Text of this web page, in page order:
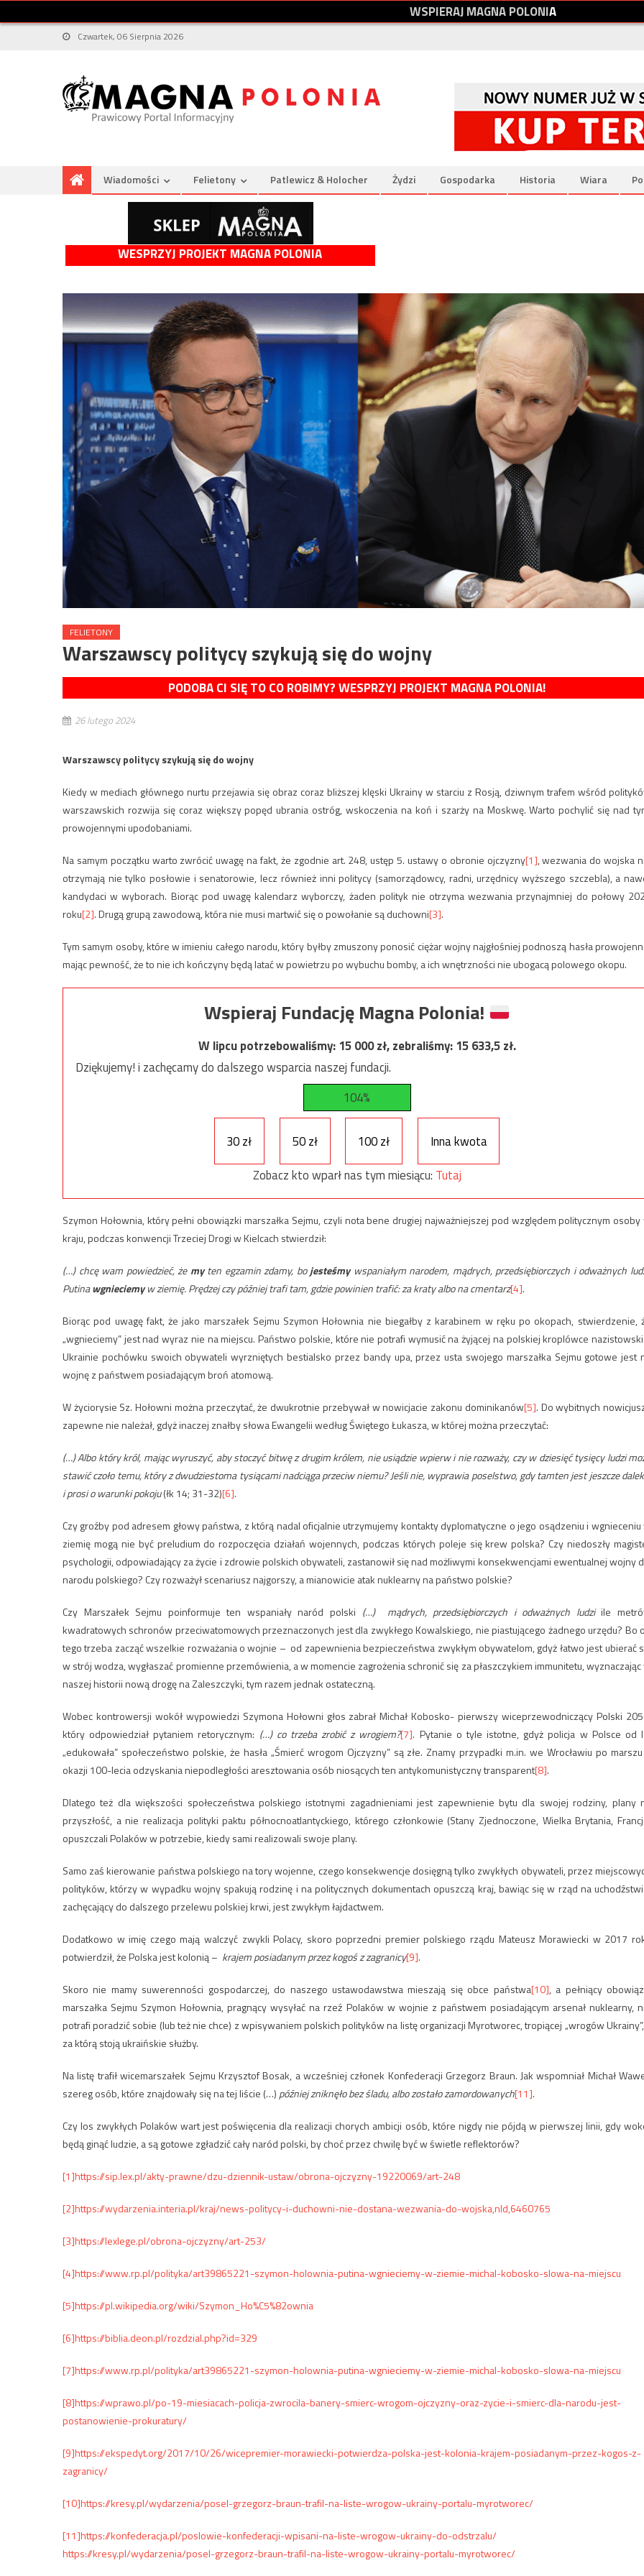
WSPIERAJMAGNAPOLONIA
Czwartek, 06 Sierpnia 2026
Wiadomości Felietony Patlewicz & Holocher Żydzi Gospodarka Historia Wiara
WESPRZYJ PROJEKT MAGNA POLONIA
FELIETONY
Warszawscy politycy szykują się do wojny
PODOBA CI SIĘ TO CO ROBIMY? WESPRZYJ PROJEKT MAGNA POLONIA!
26 lutego 2024
Warszawscy politycy szykują się do wojny
Kiedy w mediach głównego nurtu przejawia się obraz coraz bliższej klęski Ukrainy w starciu z Rosją, dziwnym trafem wśród
warszawskich rozwija się coraz większy popęd ubrania ostróg, wskoczenia na koń i szarży na Moskwę. Warto pochylić się nad
prowojennymi upodobaniami.
Na samym początku warto zwrócić uwagę na fakt, że zgodnie art. 248, ustęp 5. ustawy o obronie ojczyzny[1], wezwania do wojska
otrzymają nie tylko posłowie i senatorowie, lecz również inni politycy (samorządowcy, radni, urzędnicy wyższego szczebla), a
kandydaci w wyborach. Biorąc pod uwagę kalendarz wyborczy, żaden polityk nie otrzyma wezwania przynajmniej do połowy
roku[2]. Drugą grupą zawodową, która nie musi martwić się o powołanie są duchowni[3].
Tym samym osoby, które w imieniu całego narodu, który byłby zmuszony ponosić ciężar wojny najgłośniej podnoszą hasła
mając pewność, że to nie ich kończyny będą latać w powietrzu po wybuchu bomby, a ich wnętrzności nie ubogacą polowego okopu.
Wspieraj Fundację Magna Polonia!
W lipcu potrzebowaliśmy:15 000zł, zebraliśmy:15 633,5zł.
Dziękujemy! i zachęcamy do dalszego wsparcia naszej fundacji.
104%
30 zł 50 zł 100 zł
Inna kwota
Zobacz kto wparł nas tym miesiącu: Tutaj
Szymon Hołownia, który pełni obowiązki marszałka Sejmu, czyli nota bene drugiej najważniejszej pod względem politycznym osoby
kraju, podczas konwencji Trzeciej Drogi w Kielcach stwierdził:
(…) chcę wam powiedzieć, że myten egzamin zdamy, bojesteśmywspaniałym narodem, mądrych, przedsiębiorczych i odważnych
Putinawgnieciemyw ziemię. Prędzej czy później trafi tam, gdzie powinien trafić: za kraty albo na cmentarz[4].
Biorąc pod uwagę fakt, że jako marszałek Sejmu Szymon Hołownia nie biegałby z karabinem w ręku po okopach, stwierdzenie,
„wgnieciemy” jest nad wyraz nie na miejscu. Państwo polskie, które nie potrafi wymusić na żyjącej na polskiej kroplówce
Ukrainie pochówku swoich obywateli wyrzniętych bestialsko przez bandy upa, przez usta swojego marszałka Sejmu gotowe jest
wojnę z państwem posiadającym broń atomową.
W życiorysie Sz. Hołowni można przeczytać, że dwukrotnie przebywał w nowicjacie zakonu dominikanów[5]. Do wybitnych
zapewne nie należał, gdyż inaczej znałby słowa Ewangelii według Świętego Łukasza, w której można przeczytać:
(…) Albo który król, mając wyruszyć, aby stoczyć bitwę z drugim królem, nie usiądzie wpierw i nie rozważy, czy w dziesięć tysięcy ludzi
stawić czoło temu, który z dwudziestoma tysiącami nadciąga przeciw niemu? Jeśli nie, wyprawia poselstwo, gdy tamten jest jeszcze
i prosi o warunki pokoju(łk 14; 31-32)[6].
Czy groźby pod adresem głowy państwa, z którą nadal oficjalnie utrzymujemy kontakty dyplomatyczne o jego osądzeniu i wgnieceniu
ziemię mogą nie być preludium do rozpoczęcia działań wojennych, podczas których poleje się krew polska? Czy niedoszły
psychologii, odpowiadający za życie i zdrowie polskich obywateli, zastanowił się nad możliwymi konsekwencjami ewentualnej wojny
narodu polskiego? Czy rozważył scenariusz najgorszy, a mianowicie atak nuklearny na państwo polskie?
Czy Marszałek Sejmu poinformuje ten wspaniały naród polski (…) mądrych, przedsiębiorczych i odważnych ludziile
kwadratowych schronów przeciwatomowych przeznaczonych jest dla zwykłego Kowalskiego, nie piastującego żadnego urzędu? Bo
tego trzeba zacząć wszelkie rozważania o wojnie – od zapewnienia bezpieczeństwa zwykłym obywatelom, gdyż łatwo jest ubierać
w strój wodza, wygłaszać promienne przemówienia, a w momencie zagrożenia schronić się za płaszczykiem immunitetu,
naszej historii nową drogę na Zaleszczyki, tym razem jednak ostateczną.
Wobec kontrowersji wokół wypowiedzi Szymona Hołowni głos zabrał Michał Kobosko- pierwszy wiceprzewodniczący Polski
który odpowiedział pytaniem retorycznym: (…) co trzeba zrobić z wrogiem?[7]. Pytanie o tyle istotne, gdyż policja w Polsce od
„edukowała” społeczeństwo polskie, że hasła „Śmierć wrogom Ojczyzny” są złe. Znamy przypadki m.in. we Wrocławiu po
okazji 100-lecia odzyskania niepodległości aresztowania osób niosących ten antykomunistyczny transparent[8].
Dlatego też dla większości społeczeństwa polskiego istotnymi zagadnieniami jest zapewnienie bytu dla swojej rodziny, plany
przyszłość, a nie realizacja polityki paktu północnoatlantyckiego, którego członkowie (Stany Zjednoczone, Wielka Brytania,
opuszczali Polaków w potrzebie, kiedy sami realizowali swoje plany.
Samo zaś kierowanie państwa polskiego na tory wojenne, czego konsekwencje dosięgną tylko zwykłych obywateli, przez
polityków, którzy w wypadku wojny spakują rodzinę i na politycznych dokumentach opuszczą kraj, bawiąc się w rząd na
zachęcający do dalszego przelewu polskiej krwi, jest zwykłym łajdactwem.
Dodatkowo w imię czego mają walczyć zwykli Polacy, skoro poprzedni premier polskiego rządu Mateusz Morawiecki w 2017
potwierdził, że Polska jest kolonią – krajem posiadanym przez kogoś z zagranicy[9].
Skoro nie mamy suwerenności gospodarczej, do naszego ustawodawstwa mieszają się obce państwa[10], a pełniący
marszałka Sejmu Szymon Hołownia, pragnący wysyłać na rzeź Polaków w wojnie z państwem posiadającym arsenał nuklearny,
potrafi poradzić sobie (lub też nie chce) z wpisywaniem polskich polityków na listę organizacji Myrotworec, tropiącej „wrogów
za którą stoją ukraińskie służby.
Na listę trafił wicemarszałek Sejmu Krzysztof Bosak, a wcześniej członek Konfederacji Grzegorz Braun. Jak wspomniał Michał
szereg osób, które znajdowały się na tej liście (…) później zniknęło bez śladu, albo zostało zamordowanych[11].
Czy los zwykłych Polaków wart jest poświęcenia dla realizacji chorych ambicji osób, które nigdy nie pójdą w pierwszej linii, gdy
będą ginąć ludzie, a są gotowe zgładzić cały naród polski, by choć przez chwilę być w świetle reflektorów?
[1]https://sip.lex.pl/akty-prawne/dzu-dziennik-ustaw/obrona-ojczyzny-19220069/art-248
[2]https://wydarzenia.interia.pl/kraj/news-politycy-i-duchowni-nie-dostana-wezwania-do-wojska,nId,6460765
[3]https://lexlege.pl/obrona-ojczyzny/art-253/
[4]https://www.rp.pl/polityka/art39865221-szymon-holownia-putina-wgnieciemy-w-ziemie-michal-kobosko-slowa-na-miejscu
[5]https://pl.wikipedia.org/wiki/Szymon_Ho%C5%82ownia
[6]https://biblia.deon.pl/rozdzial.php?id=329
[7]https://www.rp.pl/polityka/art39865221-szymon-holownia-putina-wgnieciemy-w-ziemie-michal-kobosko-slowa-na-miejscu
[8]https://wprawo.pl/po-19-miesiacach-policja-zwrocila-banery-smierc-wrogom-ojczyzny-oraz-zycie-i-smierc-dla-narodu-jest-
postanowienie-prokuratury/
[9]https://ekspedyt.org/2017/10/26/wicepremier-morawiecki-potwierdza-polska-jest-kolonia-krajem-posiadanym-przez-kogos-z-
zagranicy/
[10]https://kresy.pl/wydarzenia/posel-grzegorz-braun-trafil-na-liste-wrogow-ukrainy-portalu-myrotworec/
[11]https://konfederacja.pl/poslowie-konfederacji-wpisani-na-liste-wrogow-ukrainy-do-odstrzalu/
https://kresy.pl/wydarzenia/posel-grzegorz-braun-trafil-na-liste-wrogow-ukrainy-portalu-myrotworec/